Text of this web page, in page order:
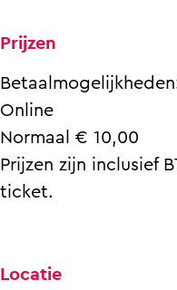
Prijzen
Online
Normaal € 10,00
Prijzen zijn inclusief
ticket.
Locatie